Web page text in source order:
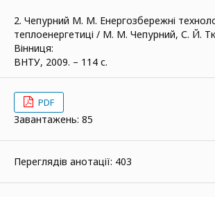
2. Чепурний М. М. Енергозбережні
теплоенергетиці / М. М. Чепурний, С. Й.
Вінниця:
ВНТУ, 2009. – 114 с.
PDF
Завантажень: 85
Переглядів анотації: 403